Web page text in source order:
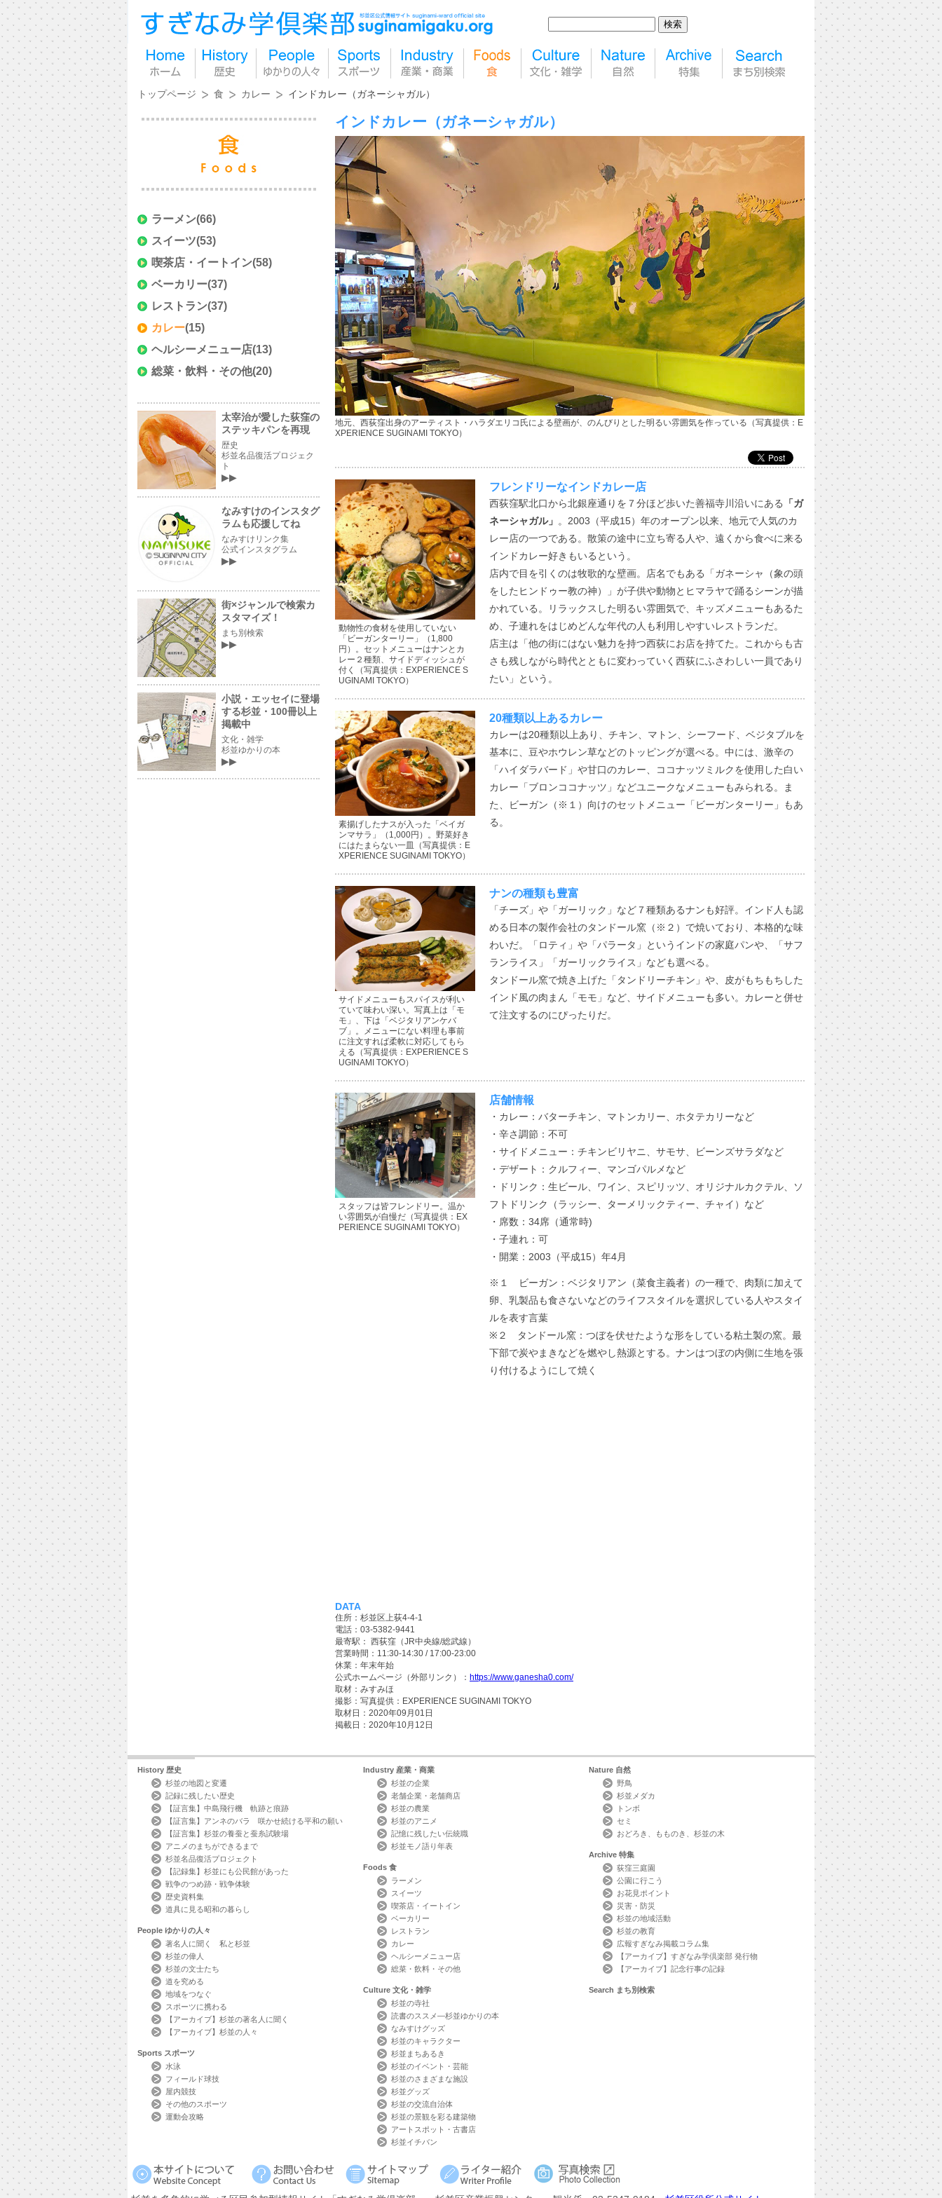
トップページ 食 カレー インドカレー（ガネーシャガル）
ラーメン(66)
スイーツ(53)
喫茶店・イートイン(58)
ベーカリー(37)
レストラン(37)
カレー(15)
ヘルシーメニュー店(13)
総菜・飲料・その他(20)
太宰治が愛した荻窪の
ステッキパンを再現
歴史
杉並名品復活プロジェク
ト
なみすけのインスタグ
ラムも応援してね
なみすけリンク集
公式インスタグラム
街×ジャンルで検索カ
スタマイズ！
まち別検索
小説・エッセイに登場
する杉並・100冊以上
掲載中
文化・雑学
杉並ゆかりの本
インドカレー（ガネーシャガル）
地元、西荻窪出身のアーティスト・ハラダエリコ氏による壁画が、のんびりとした明るい雰囲気を作っている（写真提供：E
XPERIENCE SUGINAMI TOKYO）
フレンドリーなインドカレー店
西荻窪駅北口から北銀座通りを７分ほど歩いた善福寺川沿いにある
「ガ
ネーシャガル」 。2003（平成15）年のオープン以来、地元で人気のカ
レー店の一つである。散策の途中に立ち寄る人や、遠くから食べに来る
インドカレー好きもいるという。
店内で目を引くのは牧歌的な壁画。店名でもある「ガネーシャ（象の頭
をしたヒンドゥー教の神）」が子供や動物とヒマラヤで踊るシーンが描
かれている。リラックスした明るい雰囲気で、キッズメニューもあるた
め、子連れをはじめどんな年代の人も利用しやすいレストランだ。
店主は「他の街にはない魅力を持つ西荻にお店を持てた。これからも古
さも残しながら時代とともに変わっていく西荻にふさわしい一員であり
たい」という。
動物性の食材を使用していない
「ビーガンターリー」（1,800
円）。セットメニューはナンとカ
レー２種類、サイドディッシュが
付く（写真提供：EXPERIENCE S
UGINAMI TOKYO）
20種類以上あるカレー
カレーは20種類以上あり、チキン、マトン、シーフード、ベジタブルを
基本に、豆やホウレン草などのトッピングが選べる。中には、激辛の
「ハイダラバード」や甘口のカレー、ココナッツミルクを使用した白い
カレー「ブロンココナッツ」などユニークなメニューもみられる。ま
た、ビーガン（※１）向けのセットメニュー「ビーガンターリー」もあ
る。
素揚げしたナスが入った「ベイガ
ンマサラ」（1,000円）。野菜好き
にはたまらない一皿（写真提供：E
XPERIENCE SUGINAMI TOKYO）
ナンの種類も豊富
「チーズ」や「ガーリック」など７種類あるナンも好評。インド人も認
める日本の製作会社のタンドール窯（※２）で焼いており、本格的な味
わいだ。「ロティ」や「パラータ」というインドの家庭パンや、「サフ
ランライス」「ガーリックライス」なども選べる。
タンドール窯で焼き上げた「タンドリーチキン」や、皮がもちもちした
インド風の肉まん「モモ」など、サイドメニューも多い。カレーと併せ
て注文するのにぴったりだ。
サイドメニューもスパイスが利い
ていて味わい深い。写真上は「モ
モ」、下は「ベジタリアンケバ
ブ」。メニューにない料理も事前
に注文すれば柔軟に対応してもら
える（写真提供：EXPERIENCE S
UGINAMI TOKYO）
店舗情報
・カレー：バターチキン、マトンカリー、ホタテカリーなど
・辛さ調節：不可
・サイドメニュー：チキンビリヤニ、サモサ、ビーンズサラダなど
・デザート：クルフィー、マンゴパルメなど
・ドリンク：生ビール、ワイン、スピリッツ、オリジナルカクテル、ソ
フトドリンク（ラッシー、ターメリックティー、チャイ）など
・席数：34席（通常時)
・子連れ：可
・開業：2003（平成15）年4月
※１ ビーガン：ベジタリアン（菜食主義者）の一種で、肉類に加えて
卵、乳製品も食さないなどのライフスタイルを選択している人やスタイ
ルを表す言葉
※２ タンドール窯：つぼを伏せたような形をしている粘土製の窯。最
下部で炭やまきなどを燃やし熱源とする。ナンはつぼの内側に生地を張
り付けるようにして焼く
スタッフは皆フレンドリー。温か
い雰囲気が自慢だ（写真提供：EX
PERIENCE SUGINAMI TOKYO）
DATA
住所：杉並区上荻4-4-1
電話：03-5382-9441
最寄駅： 西荻窪（JR中央線/総武線）
営業時間：11:30-14:30 / 17:00-23:00
休業：年末年始
公式ホームページ（外部リンク）： https://www.ganesha0.com/
取材：みすみほ
撮影：写真提供：EXPERIENCE SUGINAMI TOKYO
取材日：2020年09月01日
掲載日：2020年10月12日
History 歴史
杉並の地図と変遷
記録に残したい歴史
【証言集】中島飛行機 軌跡と痕跡
【証言集】アンネのバラ 咲かせ続ける平和の願い
【証言集】杉並の養蚕と蚕糸試験場
アニメのまちができるまで
杉並名品復活プロジェクト
【記録集】杉並にも公民館があった
戦争のつめ跡・戦争体験
歴史資料集
道具に見る昭和の暮らし
People ゆかりの人々
著名人に聞く 私と杉並
杉並の偉人
杉並の文士たち
道を究める
地域をつなぐ
スポーツに携わる
【アーカイブ】杉並の著名人に聞く
【アーカイブ】杉並の人々
Sports スポーツ
水泳
フィールド球技
屋内競技
その他のスポーツ
運動会攻略
Industry 産業・商業
杉並の企業
老舗企業・老舗商店
杉並の農業
杉並のアニメ
記憶に残したい伝統職
杉並モノ語り年表
Foods 食
ラーメン
スイーツ
喫茶店・イートイン
ベーカリー
レストラン
カレー
ヘルシーメニュー店
総菜・飲料・その他
Culture 文化・雑学
杉並の寺社
読書のススメ―杉並ゆかりの本
なみすけグッズ
杉並のキャラクター
杉並まちあるき
杉並のイベント・芸能
杉並のさまざまな施設
杉並グッズ
杉並の交流自治体
杉並の景観を彩る建築物
アートスポット・古書店
杉並イチバン
Nature 自然
野鳥
杉並メダカ
トンボ
セミ
おどろき、もものき、杉並の木
Archive 特集
荻窪三庭園
公園に行こう
お花見ポイント
災害・防災
杉並の地域活動
杉並の教育
広報すぎなみ掲載コラム集
【アーカイブ】すぎなみ学倶楽部 発行物
【アーカイブ】記念行事の記録
Search まち別検索